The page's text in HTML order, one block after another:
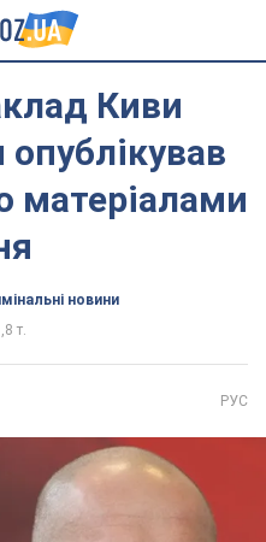
Киви
матеріалами
новини
т.
РУС